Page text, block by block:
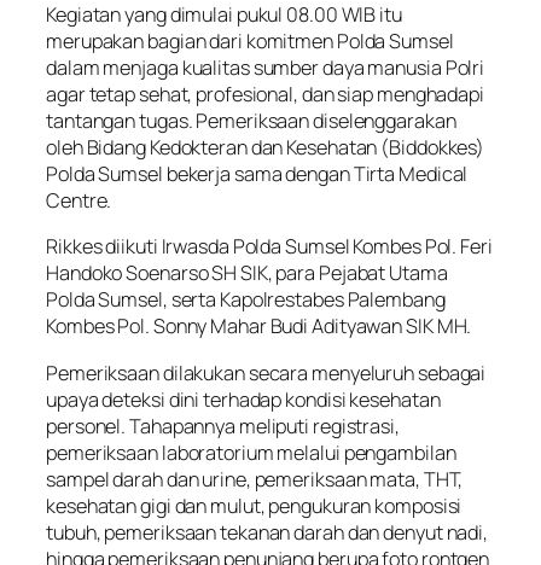
Kegiatan yang dimulai pukul 08.00 WIB itu
merupakan bagian dari komitmen Polda Sumsel
dalam menjaga kualitas sumber daya manusia Polri
agar tetap sehat, profesional, dan siap menghadapi
tantangan tugas. Pemeriksaan diselenggarakan
oleh Bidang Kedokteran dan Kesehatan (Biddokkes)
Polda Sumsel bekerja sama dengan Tirta Medical
Centre.
Rikkes diikuti Irwasda Polda Sumsel Kombes Pol. Feri
Handoko Soenarso SH SIK, para Pejabat Utama
Polda Sumsel, serta Kapolrestabes Palembang
Kombes Pol. Sonny Mahar Budi Adityawan SIK MH.
Pemeriksaan dilakukan secara menyeluruh sebagai
upaya deteksi dini terhadap kondisi kesehatan
personel. Tahapannya meliputi registrasi,
pemeriksaan laboratorium melalui pengambilan
sampel darah dan urine, pemeriksaan mata, THT,
kesehatan gigi dan mulut, pengukuran komposisi
tubuh, pemeriksaan tekanan darah dan denyut nadi,
hingga pemeriksaan penunjang berupa foto rontgen